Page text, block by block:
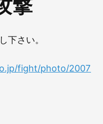
撃
下さい。
fight/photo/